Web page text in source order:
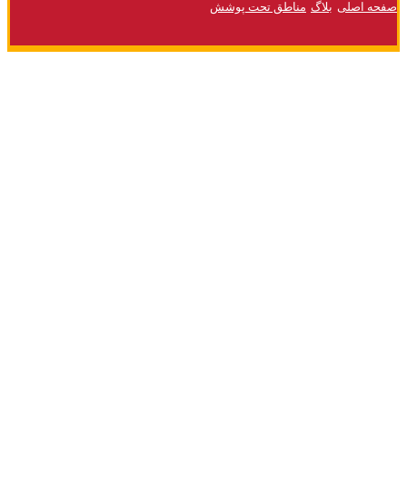
صفحه اصلی بلاگ مناطق تحت پوشش